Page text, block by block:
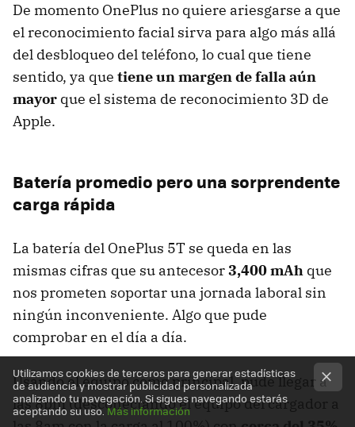
De momento OnePlus no quiere ariesgarse a que
el reconocimiento facial sirva para algo más allá
del desbloqueo del teléfono, lo cual que tiene
sentido, ya que tiene un margen de falla aún
mayor que el sistema de reconocimiento 3D de
Apple.
Batería promedio pero una sorprendente
carga rápida
La batería del OnePlus 5T se queda en las
mismas cifras que su antecesor3,400 mAh que
nos prometen soportar una jornada laboral sin
ningún inconveniente. Algo que pude
comprobar en el día a día.
Usando el equipo como principal, pude llegar a
las 8pm (desconectando el equipo del cargador a
Utilizamos cookies de terceros para generar estadísticas
de audiencia y mostrar publicidad personalizada
analizando tu navegación. Si sigues navegando estarás
aceptando su uso.Más información